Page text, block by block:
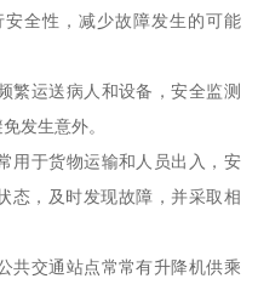
全性，减少故障发生的可能
繁运送病人和设备，安全监测
发生意外。
用于货物运输和人员出入，安
态，及时发现故障，并采取相
共交通站点常常有升降机供乘